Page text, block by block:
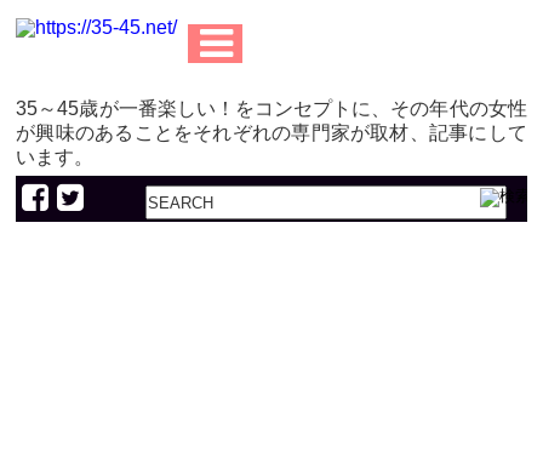
35～45歳が一番楽しい！をコンセプトに、その年代の女性
が興味のあることをそれぞれの専門家が取材、記事にして
います。